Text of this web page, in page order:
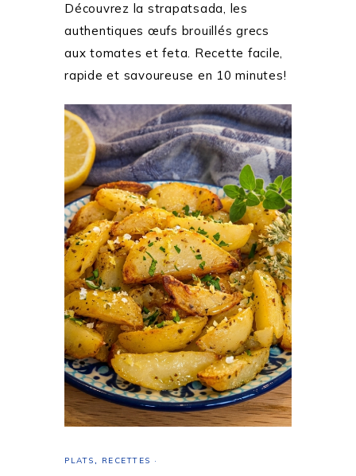
Découvrez la strapatsada, les
authentiques œufs brouillés grecs
aux tomates et feta. Recette facile,
rapide et savoureuse en 10 minutes!
PLATS, RECETTES ·